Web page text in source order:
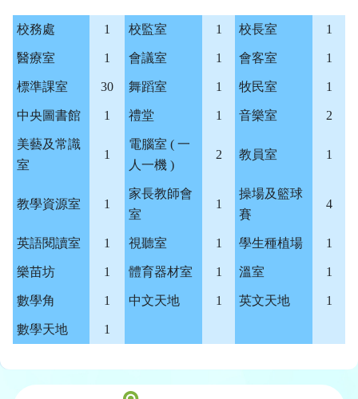
校務處 1 校監室 1 校長室 1
醫療室 1 會議室 1 會客室 1
標準課室 30 舞蹈室 1 牧民室 1
中央圖書館 1 禮堂 1 音樂室 2
美藝及常識
室
1
電腦室 ( 一
人一機 )
2 教員室 1
教學資源室 1
家長教師會
室
1
操場及籃球
賽
4
英語閱讀室 1 視聽室 1 學生種植場 1
樂苗坊 1 體育器材室 1 溫室 1
數學角 1 中文天地 1 英文天地 1
數學天地 1